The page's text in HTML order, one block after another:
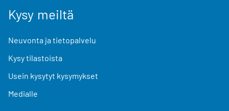
Kysy meiltä
Neuvonta ja tietopalvelu
Kysy tilastoista
Usein kysytyt kysymykset
Medialle